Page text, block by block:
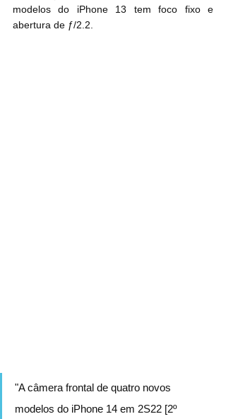
modelos do iPhone 13 tem foco fixo e
abertura de ƒ/2.2.
"A câmera frontal de quatro novos
modelos do iPhone 14 em 2S22 [2º